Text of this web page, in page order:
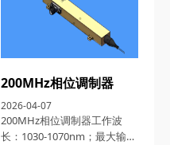
200MHz相位调制器
2026-04-07
200MHz相位调制器工作波
长：1030-1070nm；最大输入